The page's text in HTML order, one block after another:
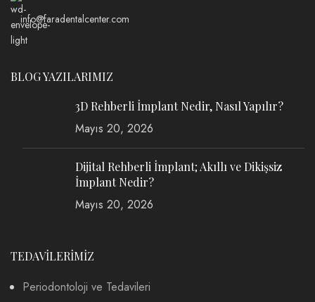
info@faradentalcenter.com
BLOG YAZILARIMIZ
3D Rehberli İmplant Nedir, Nasıl Yapılır?
Mayıs 20, 2026
Dijital Rehberli İmplant; Akıllı ve Dikişsiz
İmplant Nedir?
Mayıs 20, 2026
TEDAVİLERİMİZ
Periodontoloji ve Tedavileri